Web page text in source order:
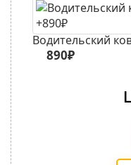
Водительский
890₽